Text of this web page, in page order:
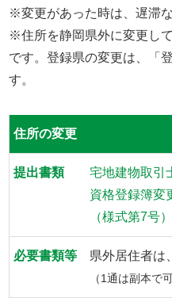
※変更があった時は、遅滞
※住所を静岡県外に変更し
です。登録県の変更は、「
す。
住所の変更
宅地建物取引
資格登録簿変
（様式第7号
県外居住者は
（1通は副本で可